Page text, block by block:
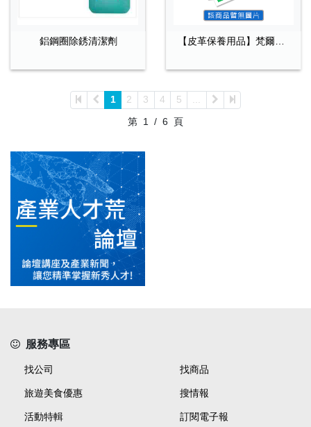
鋁鋼圈除銹清潔劑
1 2 3 4 5
...
第 1 / 6 頁
服務專區
找公司 找商品
旅遊美食優惠 搜情報
活動特輯 訂閱電子報